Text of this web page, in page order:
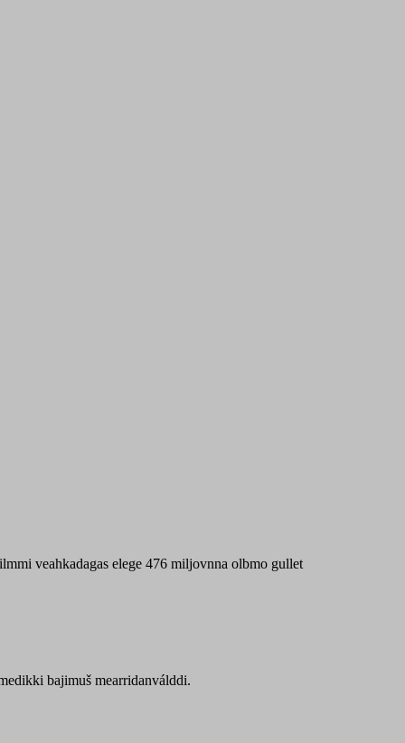
veahkadagas elege 476 miljovnna olbmo gullet
bajimuš mearridanválddi.